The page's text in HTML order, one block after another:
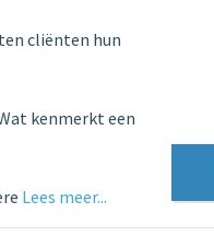
cliënten hun
kenmerkt een
Lees meer...